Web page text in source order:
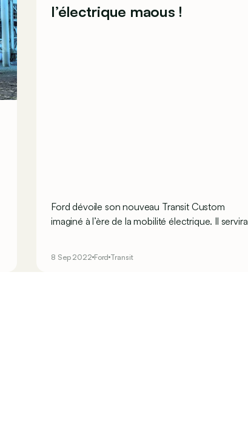
l’électrique maous !
Ford dévoile son nouveau Transit Custom
imaginé à l’ère de la mobilité électrique. Il servira
8 Sep 2022 Ford Transit